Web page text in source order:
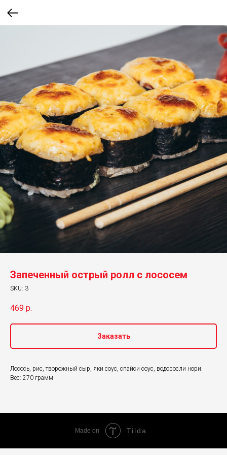
Запеченный острый ролл с лососем
SKU: 3
469 р.
Заказать
Лосось, рис, творожный сыр, яки соус, спайси соус, водоросли нори.
Вес: 270 грамм
Made on Tilda